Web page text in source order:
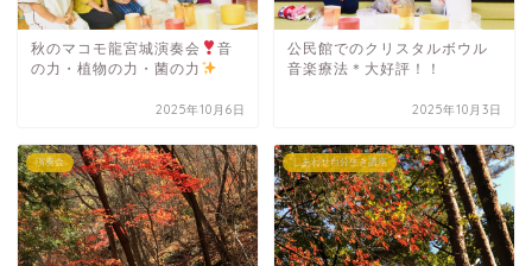
秋のマコモ龍宮城演奏会
音
の力・植物の力・菌の力
2025年10月6日
公民館でのクリスタルボウル
音楽療法＊大好評！！
2025年10月3日
演奏会 しあわせ自分生き講座